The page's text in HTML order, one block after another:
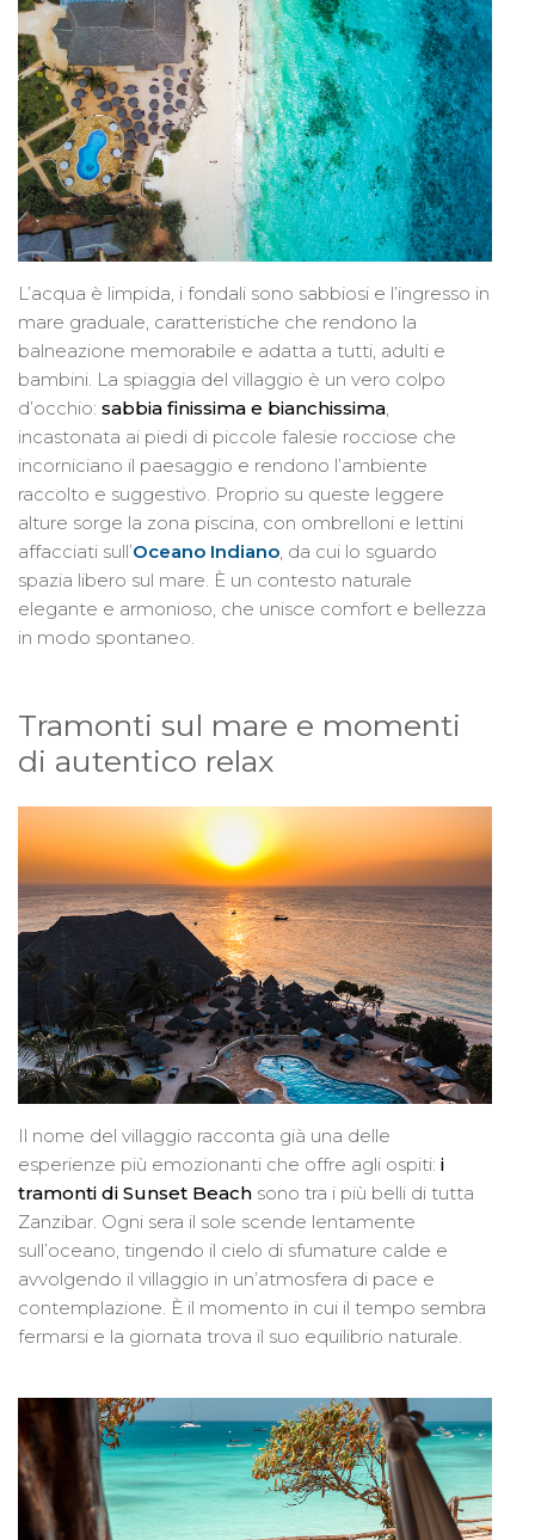
L’acqua è limpida, i fondali sono sabbiosi e l’ingresso in
mare graduale, caratteristiche che rendono la
balneazione memorabile e adatta a tutti, adulti e
bambini. La spiaggia del villaggio è un vero colpo
d’occhio: sabbia finissima e bianchissima
incastonata ai piedi di piccole falesie rocciose che
incorniciano il paesaggio e rendono l’ambiente
raccolto e suggestivo. Proprio su queste leggere
alture sorge la zona piscina, con ombrelloni e lettini
affacciati sull’Oceano Indiano , da cui lo sguardo
spazia libero sul mare. È un contesto naturale
elegante e armonioso, che unisce comfort e bellezza
in modo spontaneo.
Tramonti sul mare e momenti
di autentico relax
Il nome del villaggio racconta già una delle
esperienze più emozionanti che offre agli ospiti: i
tramonti di Sunset Beach sono tra i più belli di tutta
Zanzibar. Ogni sera il sole scende lentamente
sull’oceano, tingendo il cielo di sfumature calde e
avvolgendo il villaggio in un’atmosfera di pace e
contemplazione. È il momento in cui il tempo sembra
fermarsi e la giornata trova il suo equilibrio naturale.